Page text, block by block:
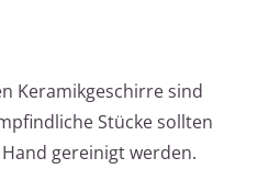
Keramikgeschirre sind
Stücke sollten
gereinigt werden.